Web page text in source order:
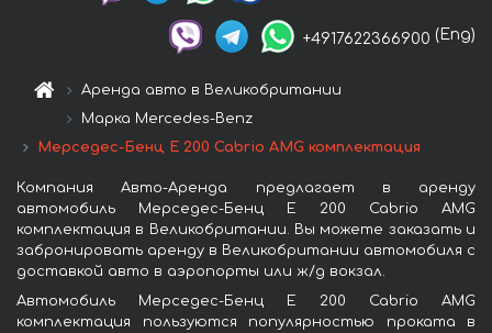
+4917622366900 (Eng)
Аренда авто в Великобритании
Марка Mercedes-Benz
Мерседес-Бенц E 200 Cabrio AMG комплектация
Компания Авто-Аренда предлагает в аренду
автомобиль Мерседес-Бенц E 200 Cabrio AMG
комплектация в Великобритании. Вы можете заказать и
забронировать аренду в Великобритании автомобиля с
доставкой авто в аэропорты или ж/д вокзал.
Автомобиль Мерседес-Бенц E 200 Cabrio AMG
комплектация пользуются популярностью проката в